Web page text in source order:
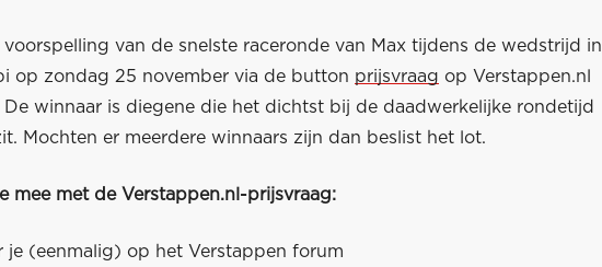
van de snelste raceronde van Max tijdens de wedstrijd in
op zondag 25 november via de button prijsvraag op Verstappen.nl
De winnaar is diegene die het dichtst bij de daadwerkelijke rondetijd
Mochten er meerdere winnaars zijn dan beslist het lot.
mee met de Verstappen.nl-prijsvraag:
je (eenmalig) op het Verstappen forum